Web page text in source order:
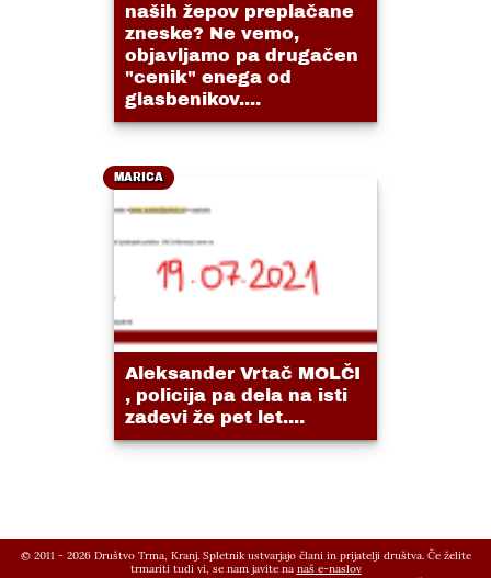
naših žepov preplačane
zneske? Ne vemo,
objavljamo pa drugačen
"cenik" enega od
glasbenikov....
MARICA
Aleksander Vrtač MOLČI
, policija pa dela na isti
zadevi že pet let....
© 2011 - 2026 Društvo Trma, Kranj. Spletnik ustvarjajo člani in prijatelji društva. Če želite
trmariti tudi vi, se nam javite na naš e-naslov